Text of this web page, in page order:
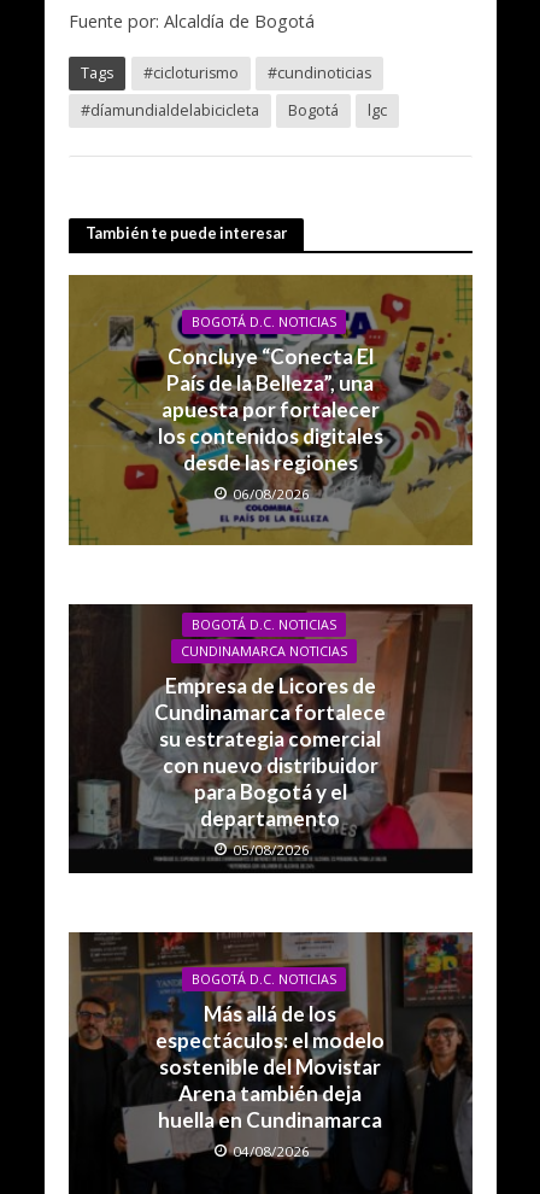
Fuente por: Alcaldía de Bogotá
Tags #cicloturismo
#cundinoticias
#díamundialdelabicicleta
Bogotá lgc
También te puede interesar
BOGOTÁ D.C. NOTICIAS
Concluye “Conecta El
País de la Belleza”, una
apuesta por fortalecer
los contenidos digitales
desde las regiones
06/08/2026
BOGOTÁ D.C. NOTICIAS
CUNDINAMARCA NOTICIAS
Empresa de Licores de
Cundinamarca fortalece
su estrategia comercial
con nuevo distribuidor
para Bogotá y el
departamento
05/08/2026
BOGOTÁ D.C. NOTICIAS
Más allá de los
espectáculos: el modelo
sostenible del Movistar
Arena también deja
huella en Cundinamarca
04/08/2026